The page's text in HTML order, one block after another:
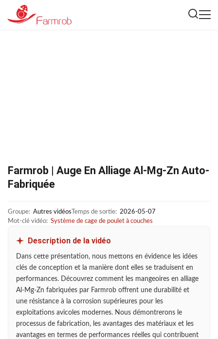
Farmrob | Auge En Alliage Al-Mg-Zn Auto-
Fabriquée
Groupe: Autres vidéos Temps de sortie: 2026-05-07
Mot-clé vidéo: Système de cage de poulet à couches
Description de la vidéo
Dans cette présentation, nous mettons en évidence les idées
clés de conception et la manière dont elles se traduisent en
performances. Découvrez comment les mangeoires en alliage
Al-Mg-Zn fabriquées par Farmrob offrent une durabilité et
une résistance à la corrosion supérieures pour les
exploitations avicoles modernes. Nous démontrerons le
processus de fabrication, les avantages des matériaux et les
avantages en termes de performances réelles qui contribuent